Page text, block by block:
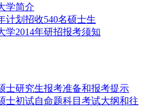
学简介
计划招收540名硕士生
学2014年研招报考须知
士研究生报考准备和报考提示
士初试自命题科目考试大纲和往